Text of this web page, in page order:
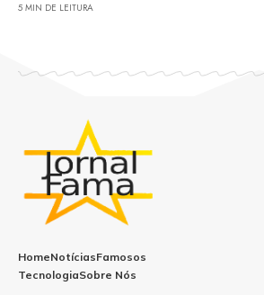
5 MIN DE LEITURA
HomeNotíciasFamosos
TecnologiaSobre Nós